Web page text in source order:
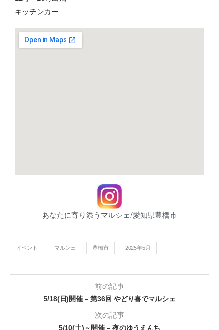
キッチンカー
あなたに寄り添うマルシェ/愛知県豊橋市
イベント マルシェ 豊橋市 2025年5月
前の記事
5/18(日)開催 – 第36回 やどり喜でマルシェ
次の記事
5/10(土)～開催 – 夜のゆうえんち